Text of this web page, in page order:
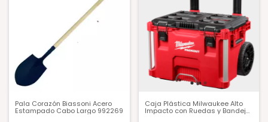
Pala Corazón Biassoni Acero
Estampado Cabo Largo 992269
Caja Plástica Milwaukee Alto
Impacto con Ruedas y Bandeja